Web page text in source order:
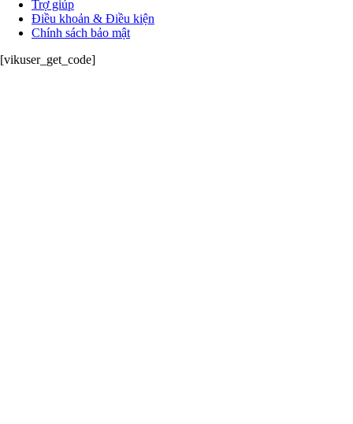
Trợ giúp
Điều khoản & Điều kiện
Chính sách bảo mật
[vikuser_get_code]